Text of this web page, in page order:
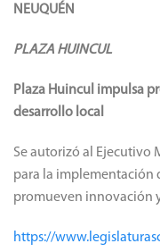
NEUQUÉN
PLAZA HUINCUL
Plaza Huincul impulsa
desarrollo local
Se autorizó al Ejecutivo
para la implementación
promueven innovación
https://